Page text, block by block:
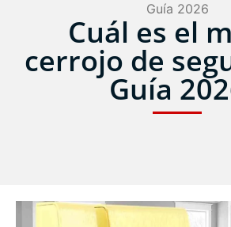
Guía 2026
Cuál es el
cerrojo de
Guía